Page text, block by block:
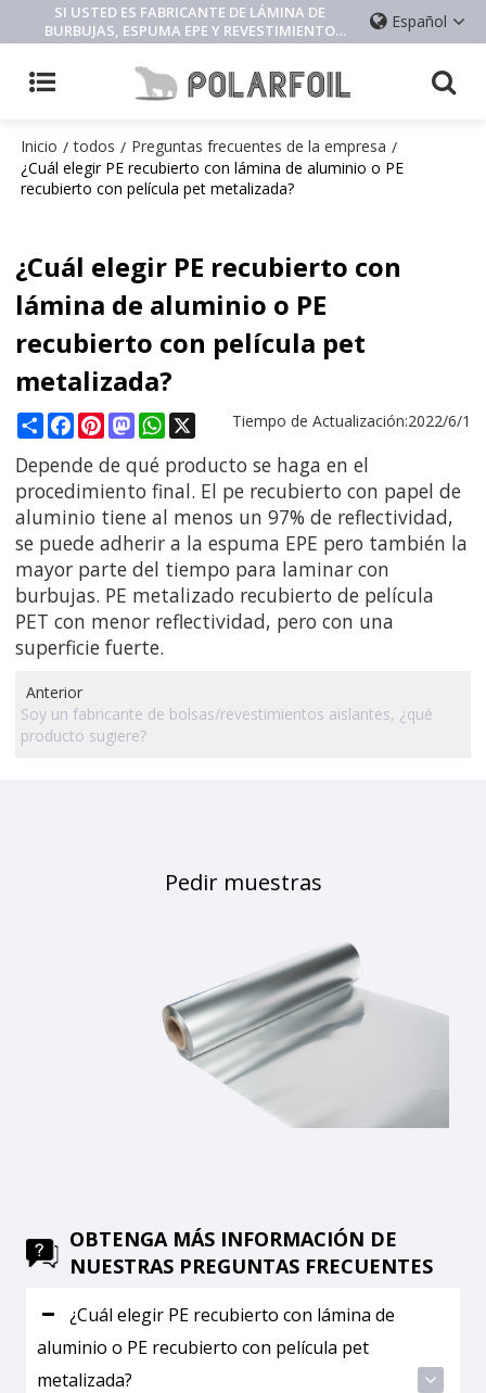
SI USTED ES FABRICANTE DE LÁMINA DE
BURBUJAS, ESPUMA EPE Y REVESTIMIENTO
AISLANTE, CONTÁCTENOS
Español
Inicio / todos / Preguntas frecuentes de la empresa /
¿Cuál elegir PE recubierto con lámina de aluminio o PE
recubierto con película pet metalizada?
¿Cuál elegir PE recubierto con
lámina de aluminio o PE
recubierto con película pet
metalizada?
ShareFacebook
PinterestMastodonWhatsAppTiempo de Actualización:2022/6/1
Depende de qué producto se haga en el
procedimiento final. El pe recubierto con papel de
aluminio tiene al menos un 97% de reflectividad,
se puede adherir a la espuma EPE pero también la
mayor parte del tiempo para laminar con
burbujas. PE metalizado recubierto de película
PET con menor reflectividad, pero con una
superficie fuerte.
Anterior
Soy un fabricante de bolsas/revestimientos aislantes, ¿qué
producto sugiere?
Pedir muestras
OBTENGA MÁS INFORMACIÓN DE
NUESTRAS PREGUNTAS FRECUENTES
¿Cuál elegir PE recubierto con lámina de
aluminio o PE recubierto con película pet
metalizada?